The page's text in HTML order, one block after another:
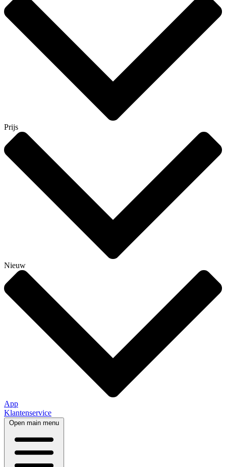
Prijs
Nieuw
App
Klantenservice
Open main menu